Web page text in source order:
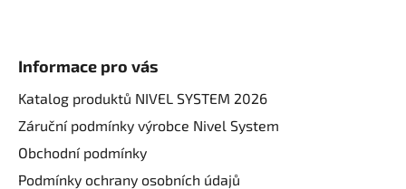
Informace pro vás
Katalog produktů NIVEL SYSTEM 2026
Záruční podmínky výrobce Nivel System
Obchodní podmínky
Podmínky ochrany osobních údajů